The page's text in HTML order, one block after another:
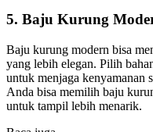
5. Baju Kurung
Baju kurung modern bisa
yang lebih elegan. Pilih
untuk menjaga kenyamanan
Anda bisa memilih baju
untuk tampil lebih menarik.